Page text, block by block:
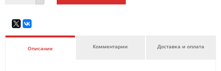
Описание Комментарии Доставка и оплата